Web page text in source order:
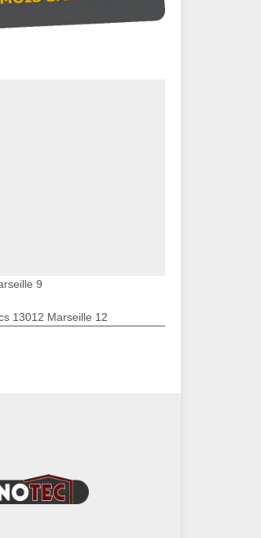
9
13012 Marseille 12